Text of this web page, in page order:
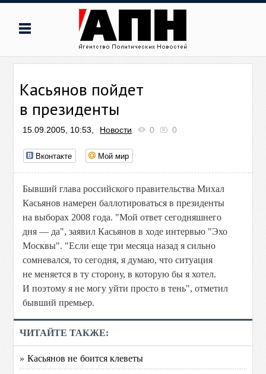
Касьянов пойдет
в президенты
15.09.2005, 10:53, Новости 0 0
Вконтакте Мой мир
Бывший глава российского правительства Михал
Касьянов намерен баллотироваться в президенты
на выборах 2008 года. "Мой ответ сегодняшнего
дня — да", заявил Касьянов в ходе интервью "Эхо
Москвы". "Если еще три месяца назад я сильно
сомневался, то сегодня, я думаю, что ситуация
не меняется в ту сторону, в которую бы я хотел.
И поэтому я не могу уйти просто в тень", отметил
бывший премьер.
ЧИТАЙТЕ ТАКЖЕ:
» Касьянов не боится клеветы